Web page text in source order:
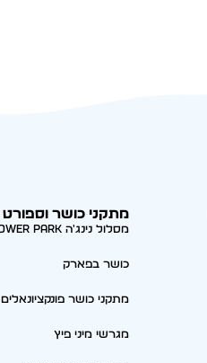
מתקני כושר וספורט
מסלול נינג'ה Power park
כושר בפארק
מתקני כושר פונקציונאלים
מגרשי מיני פיץ